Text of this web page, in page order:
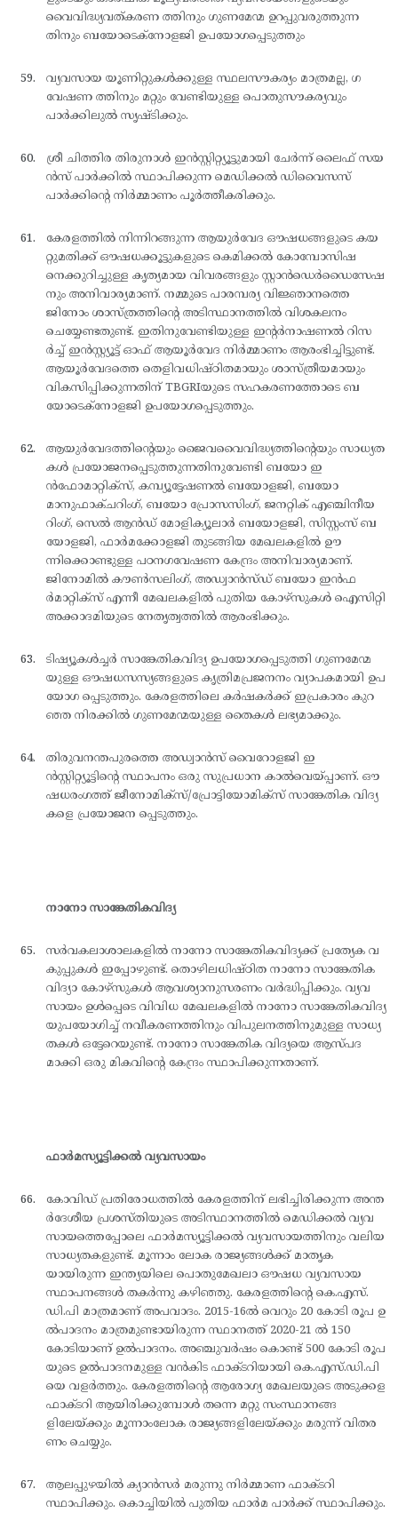
വൈവിദ്ധ്യവത്കരണ ത്തിനും ഗുണമേന്മ ഉറപ്പുവരുത്തുന്ന
തിനും ബയോടെക്നോളജി ഉപയോഗപ്പെടുത്തും
വ്യവസായ യൂണിറ്റുകള്‍ക്കുള്ള സ്ഥലസൗകര്യം മാത്രമല്ല, ഗ
വേഷണ ത്തിനും മറ്റും വേണ്ടിയുള്ള പൊതുസൗകര്യവും
പാര്‍ക്കിലുല്‍ സൃഷ്ടിക്കും.
ശ്രീ ചിത്തിര തിരുനാള്‍ ഇന്‍സ്റ്റിറ്റ്യൂട്ടുമായി ചേര്‍ന്ന് ലൈഫ് സയ
ന്‍സ് പാര്‍ക്കില്‍ സ്ഥാപിക്കുന്ന മെഡിക്കല്‍ ഡിവൈസസ്
പാര്‍ക്കിന്റെ നിര്‍മ്മാണം പൂര്‍ത്തീകരിക്കും.
കേരളത്തില്‍ നിന്നിറങ്ങുന്ന ആയുര്‍വേദ ഔഷധങ്ങളുടെ കയ
റ്റുമതിക്ക് ഔഷധക്കൂട്ടുകളുടെ കെമിക്കല്‍ കോമ്പോസിഷ
നെക്കുറിച്ചുള്ള കൃത്യമായ വിവരങ്ങളും സ്റ്റാന്‍ഡെര്‍ഡൈസേഷ
നും അനിവാര്യമാണ്. നമ്മുടെ പാരമ്പര്യ വിജ്ഞാനത്തെ
ജിനോം ശാസ്ത്രത്തിന്റെ അടിസ്ഥാനത്തില്‍ വിശകലനം
ചെയ്യേണ്ടതുണ്ട്. ഇതിനുവേണ്ടിയുള്ള ഇന്റര്‍നാഷണല്‍ റിസ
ര്‍ച്ച് ഇന്‍സ്റ്റ്യൂട്ട് ഓഫ് ആയൂര്‍വേദ നിര്‍മ്മാണം ആരംഭിച്ചിട്ടുണ്ട്.
ആയൂര്‍വേദത്തെ തെളിവധിഷ്ഠിതമായും ശാസ്ത്രീയമായും
വികസിപ്പിക്കുന്നതിന് TBGRIയുടെ സഹകരണത്തോടെ ബ
യോടെക്നോളജി ഉപയോഗപ്പെടുത്തും.
ആയുര്‍വേദത്തിന്റെയും ജൈവവൈവിദ്ധ്യത്തിന്റെയും സാധ്യത
കള്‍ പ്രയോജനപ്പെടുത്തുന്നതിനുവേണ്ടി ബയോ ഇ
ന്‍ഫോമാറ്റിക്സ്, കമ്പ്യൂട്ടേഷണല്‍ ബയോളജി, ബയോ
മാനുഫാക്ചറിംഗ്, ബയോ പ്രോസസിംഗ്, ജനറ്റിക് എഞ്ചിനീയ
റിംഗ്, സെല്‍ ആന്‍ഡ് മോളിക്യൂലാര്‍ ബയോളജി, സിസ്റ്റംസ് ബ
യോളജി, ഫാര്‍മക്കോളജി തുടങ്ങിയ മേഖലകളില്‍ ഊ
ന്നിക്കൊണ്ടുള്ള പഠനഗവേഷണ കേന്ദ്രം അനിവാര്യമാണ്.
ജിനോമില്‍ കൗണ്‍സലിംഗ്, അഡ്വാന്‍സ്ഡ് ബയോ ഇന്‍ഫ
ര്‍മാറ്റിക്സ് എന്നീ മേഖലകളില്‍ പുതിയ കോഴ്സുകള്‍ ഐസിറ്റി
അക്കാദമിയുടെ നേതൃത്വത്തില്‍ ആരംഭിക്കും.
ടിഷ്യൂകള്‍ച്ചര്‍ സാങ്കേതികവിദ്യ ഉപയോഗപ്പെടുത്തി ഗുണമേന്മ
യുള്ള ഔഷധസസ്യങ്ങളുടെ കൃത്രിമപ്രജനനം വ്യാപകമായി ഉപ
യോഗ പ്പെടുത്തും. കേരളത്തിലെ കര്‍ഷകര്‍ക്ക് ഇപ്രകാരം കുറ
ഞ്ഞ നിരക്കില്‍ ഗുണമേന്മയുള്ള തൈകള്‍ ലഭ്യമാക്കും.
തിരുവനന്തപുരത്തെ അഡ്വാന്‍സ് വൈറോളജി ഇ
ന്‍സ്റ്റിറ്റ്യൂട്ടിന്റെ സ്ഥാപനം ഒരു സുപ്രധാന കാല്‍വെയ്പ്പാണ്. ഔ
ഷധരംഗത്ത് ജീനോമിക്സ്/പ്രോട്ടിയോമിക്സ് സാങ്കേതിക വിദ്യ
കളെ പ്രയോജന പ്പെടുത്തും.
നാനോ സാങ്കേതികവിദ്യ
സര്‍വകലാശാലകളില്‍ നാനോ സാങ്കേതികവിദ്യക്ക് പ്രത്യേക വ
കുപ്പുകള്‍ ഇപ്പോഴുണ്ട്. തൊഴിലധിഷ്ഠിത നാനോ സാങ്കേതിക
വിദ്യാ കോഴ്സുകള്‍ ആവശ്യാനുസരണം വര്‍ദ്ധിപ്പിക്കും. വ്യവ
സായം ഉള്‍പ്പെടെ വിവിധ മേഖലകളില്‍ നാനോ സാങ്കേതികവിദ്യ
യുപയോഗിച്ച് നവീകരണത്തിനും വിപുലനത്തിനുമുള്ള സാധ്യ
തകള്‍ ഒട്ടേറെയുണ്ട്. നാനോ സാങ്കേതിക വിദ്യയെ ആസ്പദ
മാക്കി ഒരു മികവിന്റെ കേന്ദ്രം സ്ഥാപിക്കുന്നതാണ്.
ഫാര്‍മസ്യൂട്ടിക്കല്‍ വ്യവസായം
കോവിഡ് പ്രതിരോധത്തില്‍ കേരളത്തിന് ലഭിച്ചിരിക്കുന്ന അന്ത
ര്‍ദേശീയ പ്രശസ്തിയുടെ അടിസ്ഥാനത്തില്‍ മെഡിക്കല്‍ വ്യവ
സായത്തെപ്പോലെ ഫാര്‍മസ്യൂട്ടിക്കല്‍ വ്യവസായത്തിനും വലിയ
സാധ്യതകളുണ്ട്. മൂന്നാം ലോക രാജ്യങ്ങള്‍ക്ക് മാതൃക
യായിരുന്ന ഇന്ത്യയിലെ പൊതുമേഖലാ ഔഷധ വ്യവസായ
സ്ഥാപനങ്ങള്‍ തകര്‍ന്നു കഴിഞ്ഞു. കേരളത്തിന്റെ കെ.എസ്.
ഡി.പി മാത്രമാണ് അപവാദം. 2015-16ല്‍ വെറും 20 കോടി രൂപ ഉ
ല്‍പാദനം മാത്രമുണ്ടായിരുന്ന സ്ഥാനത്ത് 2020-21 ല്‍ 150
കോടിയാണ് ഉല്‍പാദനം. അഞ്ചുവര്‍ഷം കൊണ്ട് 500 കോടി രൂപ
യുടെ ഉല്‍പാദനമുള്ള വന്‍കിട ഫാക്ടറിയായി കെ.എസ്.ഡി.പി
യെ വളര്‍ത്തും. കേരളത്തിന്റെ ആരോഗ്യ മേഖലയുടെ അടുക്കള
ഫാക്ടറി ആയിരിക്കുമ്പോള്‍ തന്നെ മറ്റു സംസ്ഥാനങ്ങ
ളിലേയ്ക്കും മൂന്നാംലോക രാജ്യങ്ങളിലേയ്ക്കും മരുന്ന് വിതര
ണം ചെയ്യും.
ആലപ്പുഴയില്‍ ക്യാന്‍സര്‍ മരുന്നു നിര്‍മ്മാണ ഫാക്ടറി
സ്ഥാപിക്കും. കൊച്ചിയില്‍ പുതിയ ഫാര്‍മ പാര്‍ക്ക് സ്ഥാപിക്കും.